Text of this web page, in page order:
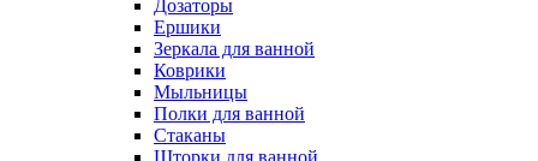
Дозаторы
Ершики
Зеркала для ванной
Коврики
Мыльницы
Полки для ванной
Стаканы
Шторки для ванной